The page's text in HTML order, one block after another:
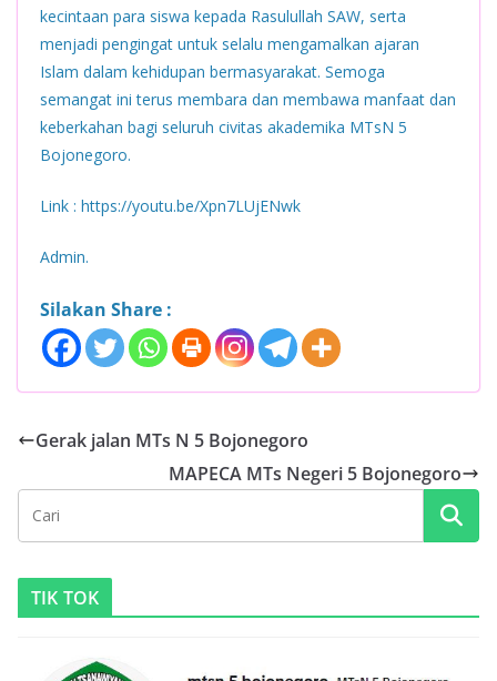
kecintaan para siswa kepada Rasulullah SAW, serta
menjadi pengingat untuk selalu mengamalkan ajaran
Islam dalam kehidupan bermasyarakat. Semoga
semangat ini terus membara dan membawa manfaat dan
keberkahan bagi seluruh civitas akademika MTsN 5
Bojonegoro.
Link : https://youtu.be/Xpn7LUjENwk
Admin.
Silakan Share :
Gerak jalan MTs N 5 Bojonegoro
MAPECA MTs Negeri 5 Bojonegoro
TIK TOK